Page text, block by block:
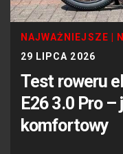
NAJWAŻNIEJSZE
29 LIPCA 2026
Test roweru
E26 3.0 Pro
komfortowy